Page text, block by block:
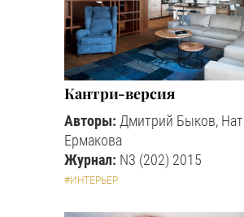
Кантри-версия
Авторы: Дмитрий Быков,
Ермакова
Журнал: N3 (202) 2015
#ИНТЕРЬЕР